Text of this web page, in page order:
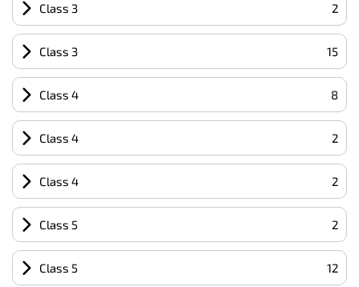
Class 3 2
Class 3 15
Class 4 8
Class 4 2
Class 4 2
Class 5 2
Class 5 12